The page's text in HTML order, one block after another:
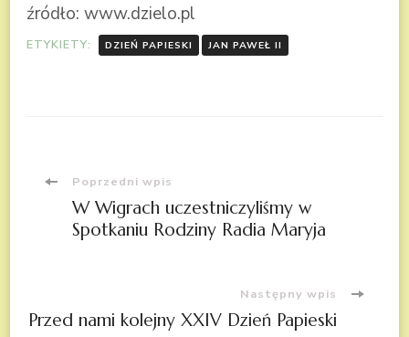
źródło: www.dzielo.pl
ETYKIETY: DZIEŃ PAPIESKI JAN PAWEŁ II
Nawigacja
wpisu
Poprzedni wpis
W Wigrach uczestniczyliśmy w
Spotkaniu Rodziny Radia Maryja
Następny wpis
Przed nami kolejny XXIV Dzień Papieski